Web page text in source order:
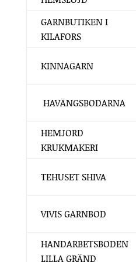
GARNBUTIKEN I
KILAFORS
KINNAGARN
HAVÄNGSBODARNA
HEMJORD
KRUKMAKERI
TEHUSET SHIVA
VIVIS GARNBOD
HANDARBETSBODEN
LILLA GRÄND